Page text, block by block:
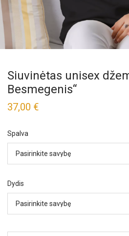
Siuvinėtas unisex
Besmegenis“
37,00 €
Spalva
Dydis